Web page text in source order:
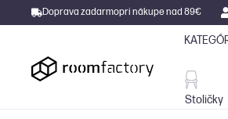
Doprava zadarmopri nákupe nad 89€
Stoličky